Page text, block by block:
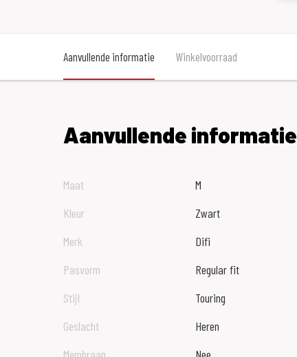
Aanvullende informatie Winkelvoorraad
Aanvullende informatie
Maat
M
Kleur
Zwart
Merk
Difi
Pasvorm
Regular fit
Stijl
Touring
Geslacht
Heren